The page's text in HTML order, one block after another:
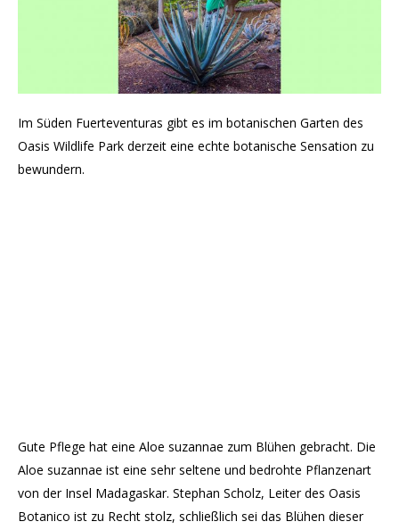
Im Süden Fuerteventuras gibt es im botanischen Garten des
Oasis Wildlife Park derzeit eine echte botanische Sensation zu
bewundern.
Gute Pflege hat eine Aloe suzannae zum Blühen gebracht. Die
Aloe suzannae ist eine sehr seltene und bedrohte Pflanzenart
von der Insel Madagaskar. Stephan Scholz, Leiter des Oasis
Botanico ist zu Recht stolz, schließlich sei das Blühen dieser